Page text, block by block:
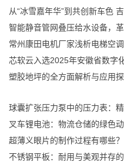
从“冰雪嘉年华”到共创新车色
智能静音管网叠压给水设备，
常州康田电机厂家浅析电梯空
芯软云入选2025年安徽省数字
塑胶地坪的全方面解析与应用
球囊扩张压力泵中的压力表：
叉车锂电池：物流仓储的绿色
超薄义眼片的制作过程有哪些？
不锈钢平板：耐用与美观并存